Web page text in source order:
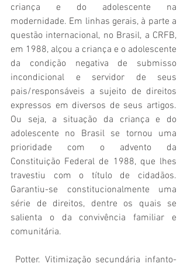
criança e do adolescente na
modernidade. Em linhas gerais, à parte a
questão internacional, no Brasil, a CRFB,
em 1988, alçou a criança e o adolescente
da condição negativa de submisso
incondicional e servidor de seus
pais/responsáveis a sujeito de direitos
expressos em diversos de seus artigos.
Ou seja, a situação da criança e do
adolescente no Brasil se tornou uma
prioridade com o advento da
Constituição Federal de 1988, que lhes
travestiu com o título de cidadãos.
Garantiu-se constitucionalmente uma
série de direitos, dentre os quais se
salienta o da convivência familiar e
comunitária.